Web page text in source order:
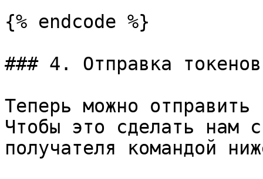
{% endcode %}
### 4. Отправка токенов
Теперь можно
Чтобы это сделать нам
получателя командой